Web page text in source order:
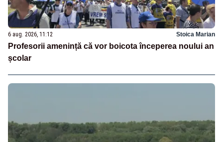
6 aug. 2026, 11:12 Stoica Marian
Profesorii amenință că vor boicota începerea noului an
școlar